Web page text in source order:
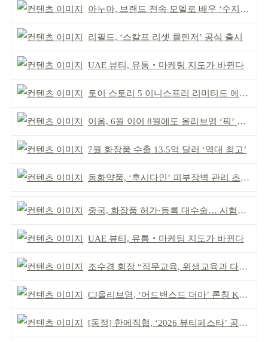
아누아, 브랜드 전속 모델로 배우 ‘수지’ 발탁
리필드, ‘스칼프 리셋 클렌저’ 공식 출시
UAE 뷰티, 유통‧마케팅 지도가 바뀐다
토이 스토리 5 이니스프리 리미티드 에디션 출시
이옴, 6월 이어 8월에도 올리브영 ‘픽’ 선정
7월 화장품 수출 13.5억 달러 ‘역대 최고’
동화약품, ‘후시다인’ 피부장벽 관리 초점 ‘리브랜딩’
중국, 화장품 허가·등록 대수술… 시험자료 공용 허용
UAE 뷰티, 유통‧마케팅 지도가 바뀐다
조수경 회장 “직무교육, 위생교육과 다르다”
CJ올리브영, ‘어드밴스드 더마’ 론칭 K더마 육성 박차
[동정] 한메직협, ‘2026 뷰티페스타’ 공동 주최